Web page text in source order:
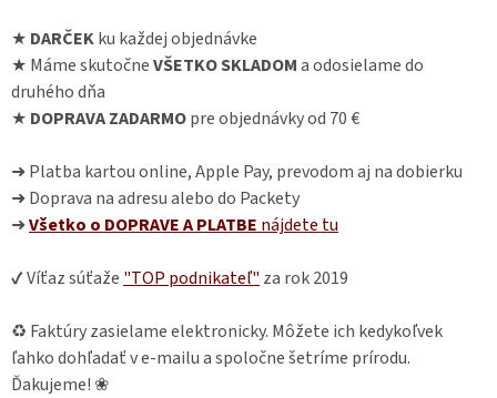
★ DARČEKku každej objednávke
★ Máme skutočneVŠETKO SKLADOMa odosielame do
druhého dňa
★ DOPRAVA ZADARMOpre objednávky od 70 €
➜ Platba kartou online, Apple Pay, prevodom aj na dobierku
➜ Doprava na adresu alebo do Packety
➜Všetko o DOPRAVE A PLATBE nájdete tu
✔ Víťaz súťaže "TOP podnikateľ" za rok 2019
♻ Faktúry zasielame elektronicky. Môžete ich kedykoľvek
ľahko dohľadať v e-mailu a spoločne šetríme prírodu.
Ďakujeme! ❀